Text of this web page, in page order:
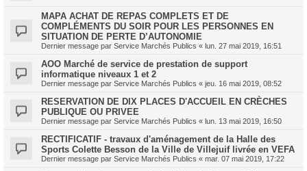
MAPA ACHAT DE REPAS COMPLETS ET DE
COMPLÉMENTS DU SOIR POUR LES PERSONNES EN
SITUATION DE PERTE D’AUTONOMIE
Dernier message par Service Marchés Publics « lun. 27 mai 2019, 16:51
AOO Marché de service de prestation de support
informatique niveaux 1 et 2
Dernier message par Service Marchés Publics « jeu. 16 mai 2019, 08:52
RESERVATION DE DIX PLACES D'ACCUEIL EN CRÈCHES
PUBLIQUE OU PRIVEE
Dernier message par Service Marchés Publics « lun. 13 mai 2019, 16:50
RECTIFICATIF - travaux d'aménagement de la Halle des
Sports Colette Besson de la Ville de Villejuif livrée en VEFA
Dernier message par Service Marchés Publics « mar. 07 mai 2019, 17:22